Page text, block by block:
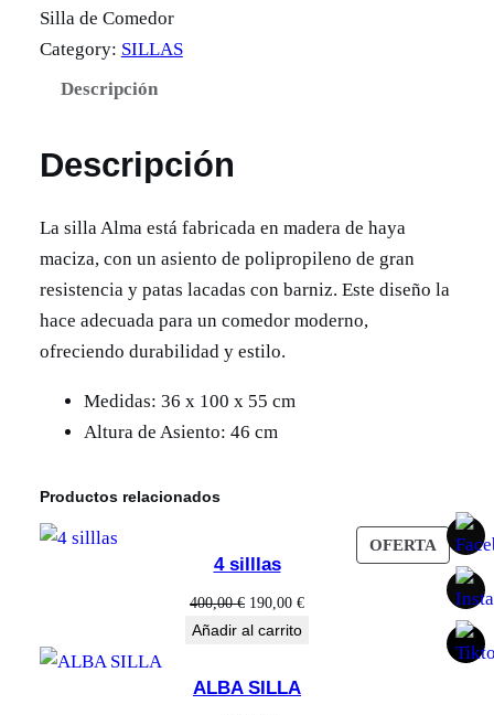
Silla de Comedor
Category: SILLAS
Descripción
Descripción
La silla Alma está fabricada en madera de haya
maciza, con un asiento de polipropileno de gran
resistencia y patas lacadas con barniz. Este diseño la
hace adecuada para un comedor moderno,
ofreciendo durabilidad y estilo.
Medidas: 36 x 100 x 55 cm
Altura de Asiento: 46 cm
Productos relacionados
OFERTA
EN
4 silllas
400,00€ El
precio
era:
190,00 €El
Añadir al carrito
ALBA SILLA